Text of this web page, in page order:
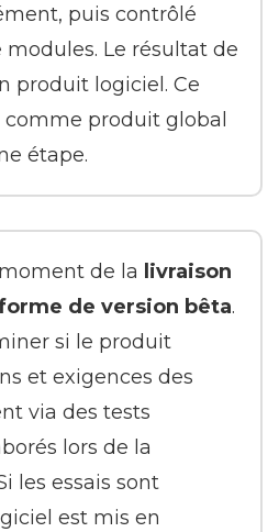
puis contrôlé
modules. Le résultat de
produit logiciel. Ce
comme produit global
étape.
moment de la livraison
de version bêta.
si le produit
et exigences des
via des tests
lors de la
les essais sont
est mis en